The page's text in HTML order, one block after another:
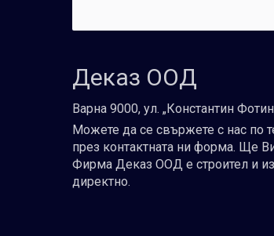
Деказ ООД
Варна 9000, ул. „Константин
Можете да се свържете с нас по
през контактната ни форма. Ще
Фирма Деказ ООД е строител и
директно.